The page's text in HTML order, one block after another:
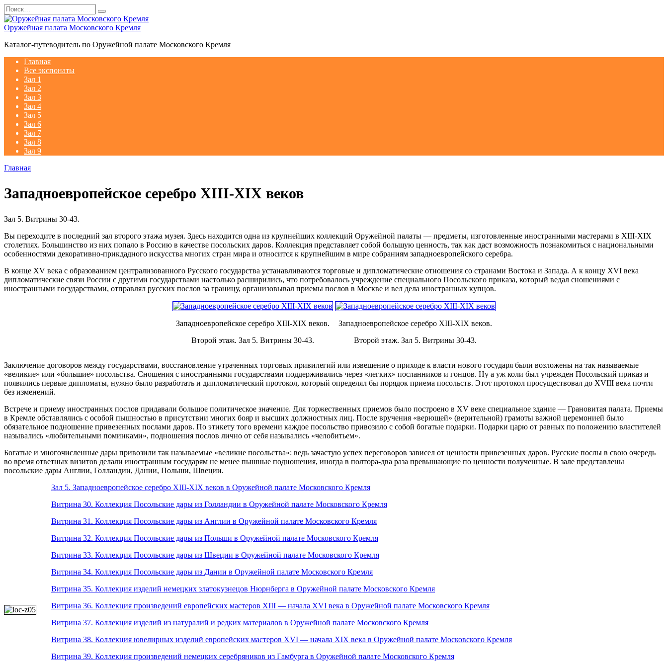
Перейти
к
содержанию
Search
for:
Оружейная палата Московского Кремля
Каталог-путеводитель по Оружейной палате Московского Кремля
Главная
Все экспонаты
Зал 1
Зал 2
Зал 3
Зал 4
Зал 5
Зал 6
Зал 7
Зал 8
Зал 9
Главная
Западноевропейское серебро XIII-XIX веков
Зал 5. Витрины 30-43.
Вы переходите в последний зал второго этажа музея. Здесь находится одна из крупнейших коллекций Оружейной палаты — предметы, изготовленные иностранными мастерами в XIII-XIX
столетиях. Большинство из них попало в Россию в качестве посольских даров. Коллекция представляет собой большую ценность, так как даст возможность познакомиться с национальными
особенностями декоративно-прикдадного искусства многих стран мира и относится к крупнейшим в мире собраниям западноевропейского серебра.
В конце XV века с образованием централизованного Русского государства устанавливаются торговые и дипломатические отношения со странами Востока и Запада. А к концу XVI века
дипломатические связи России с другими государствами настолько расширились, что потребовалось учреждение специального Посольского приказа, который ведал сношениями с
иностранными государствами, отправлял русских послов за границу, организовывал приемы послов в Москве и вел дела иностранных купцов.
Западноевропейское серебро XIII-XIX веков.
Второй этаж. Зал 5. Витрины 30-43.
Западноевропейское серебро XIII-XIX веков.
Второй этаж. Зал 5. Витрины 30-43.
Заключение договоров между государствами, восстановление утраченных торговых привилегий или извещение о приходе к власти нового государя были возложены на так называемые
«великие» или «большие» посольства. Сношения с иностранными государствами поддерживались через «легких» посланников и гонцов. Ну а уж коли был учрежден Посольский приказ и
появились первые дипломаты, нужно было разработать и дипломатический протокол, который определял бы порядок приема посольств. Этот протокол просуществовал до XVIII века почти
без изменений.
Встрече и приему иностранных послов придавали большое политическое значение. Для торжественных приемов было построено в XV веке специальное здание — Грановитая палата. Приемы
в Кремле обставлялись с особой пышностью в присутствии многих бояр и высших должностных лиц. После вручения «верющей» (верительной) грамоты важной церемонией было
обязательное подношение привезенных послами даров. По этикету того времени каждое посольство привозило с собой богатые подарки. Подарки царю от равных по положению властителей
назывались «любительными поминками», подношения послов лично от себя назывались «челобитьем».
Богатые и многочисленные дары привозили так называемые «великие посольства»: ведь зачастую успех переговоров зависел от ценности привезенных даров. Русские послы в свою очередь
во время ответных визитов делали иностранным государям не менее пышные подношения, иногда в полтора-два раза превышающие по ценности полученные. В зале представлены
посольские дары Англии, Голландии, Дании, Польши, Швеции.
Зал 5. Западноевропейское серебро XIII-XIX веков в Оружейной палате Московского Кремля
Витрина 30. Коллекция Посольские дары из Голландии в Оружейной палате Московского Кремля
Витрина 31. Коллекция Посольские дары из Англии в Оружейной палате Московского Кремля
Витрина 32. Коллекция Посольские дары из Польши в Оружейной палате Московского Кремля
Витрина 33. Коллекция Посольские дары из Швеции в Оружейной палате Московского Кремля
Витрина 34. Коллекция Посольские дары из Дании в Оружейной палате Московского Кремля
Витрина 35. Коллекция изделий немецких златокузнецов Нюрнберга в Оружейной палате Московского Кремля
Витрина 36. Коллекция произведений европейских мастеров XIII — начала XVI века в Оружейной палате Московского Кремля
Витрина 37. Коллекция изделий из натуралий и редких материалов в Оружейной палате Московского Кремля
Витрина 38. Коллекция ювелирных изделий европейских мастеров XVI — начала XIX века в Оружейной палате Московского Кремля
Витрина 39. Коллекция произведений немецких серебряников из Гамбурга в Оружейной палате Московского Кремля